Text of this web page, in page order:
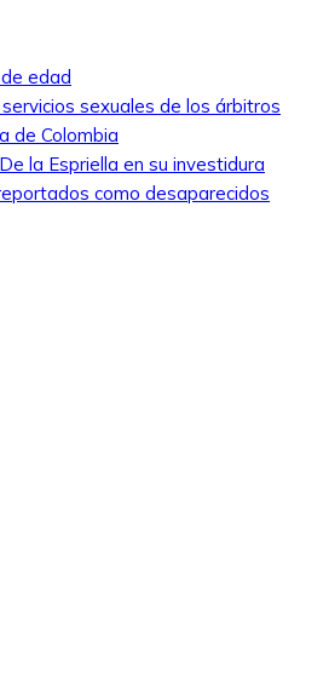
edad
sexuales de los árbitros
de Colombia
la Espriella en su investidura
como desaparecidos